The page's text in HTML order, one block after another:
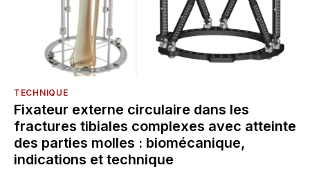
TECHNIQUE
Fixateur externe circulaire dans les
fractures tibiales complexes avec atteinte
des parties molles : biomécanique,
indications et technique